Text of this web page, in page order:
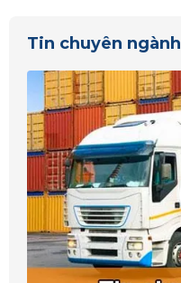
Tin chuyên ngành